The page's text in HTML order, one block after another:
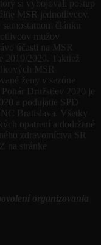
si vybojovali postup
MSR jednotlivcov.
článku
mužov
účasti na MSR
2019/2020. Taktiež
MSR
ženy v sezóne
Družstiev 2020 je
a podujatie SPD
Bratislava. Všetky
opatrení a dodržané
zdravotníctva SR
na stránke
organizovania